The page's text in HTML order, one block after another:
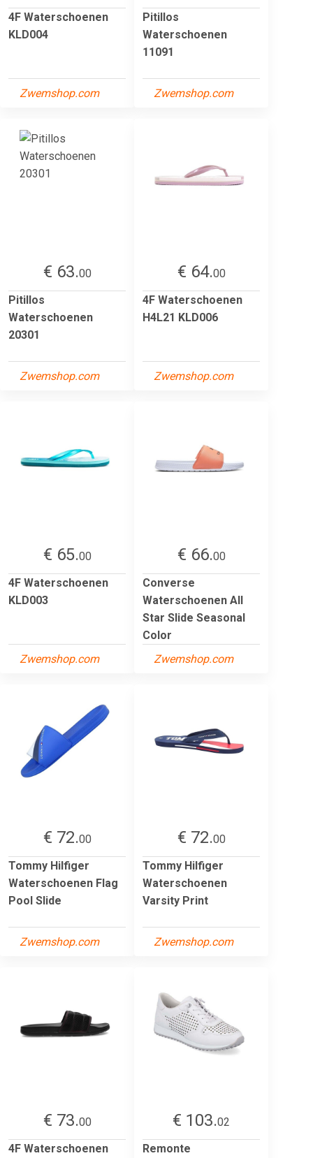
4F Waterschoenen
KLD004
Zwemshop.com
Pitillos
Waterschoenen
11091
Zwemshop.com
€ 63.00
Pitillos
Waterschoenen
20301
Zwemshop.com
€ 64.00
4F Waterschoenen
H4L21 KLD006
Zwemshop.com
€ 65.00
4F Waterschoenen
KLD003
Zwemshop.com
€ 66.00
Converse
Waterschoenen All
Star Slide Seasonal
Color
Zwemshop.com
€ 72.00
Tommy Hilfiger
Waterschoenen Flag
Pool Slide
Zwemshop.com
€ 72.00
Tommy Hilfiger
Waterschoenen
Varsity Print
Zwemshop.com
€ 73.00
4F Waterschoenen
€ 103.02
Remonte